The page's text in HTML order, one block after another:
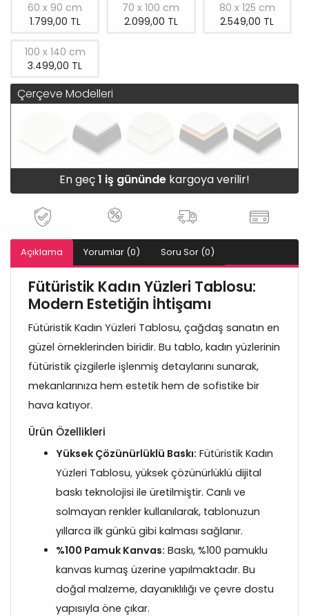
60 x 90 cm
1.799,00 TL
70 x 100 cm
2.099,00 TL
80 x 125 cm
2.549,00 TL
100 x 140 cm
3.499,00 TL
Çerçeve Modelleri
En geç1 iş gününde kargoya verilir!
Açıklama Yorumlar (0) Soru Sor (0)
Fütüristik Kadın Yüzleri Tablosu:
Modern Estetiğin İhtişamı
Fütüristik Kadın Yüzleri Tablosu, çağdaş sanatın en
güzel örneklerinden biridir. Bu tablo, kadın yüzlerinin
fütüristik çizgilerle işlenmiş detaylarını sunarak,
mekanlarınıza hem estetik hem de sofistike bir
hava katıyor.
Ürün Özellikleri
Yüksek Çözünürlüklü Baskı: Fütüristik Kadın
Yüzleri Tablosu, yüksek çözünürlüklü dijital
baskı teknolojisi ile üretilmiştir. Canlı ve
solmayan renkler kullanılarak, tablonuzun
yıllarca ilk günkü gibi kalması sağlanır.
%100 Pamuk Kanvas: Baskı, %100 pamuklu
kanvas kumaş üzerine yapılmaktadır. Bu
doğal malzeme, dayanıklılığı ve çevre dostu
yapısıyla öne çıkar.